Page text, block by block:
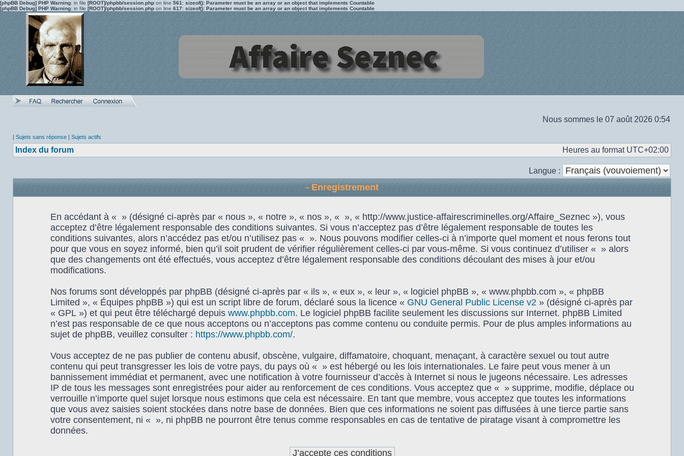
[phpBB Debug] PHP Warning: in file [ROOT]/phpbb/session.php on line 561 : sizeof(): Parameter must be an array or an object that implements Countable
[phpBB Debug] PHP Warning: in file [ROOT]/phpbb/session.php on line 617: sizeof(): Parameter must be an array or an object that implements Countable
Nous sommes le 07 août 2026 0:54
| Sujets sans réponse | Sujets actifs
Index du forum Heures au format UTC+02:00
Langue :
- Enregistrement
En accédant à « » (désigné ci-après par « nous », « notre », « nos », « », « http://www.justice-affairescriminelles.org/Affaire_Seznec »), vous
acceptez d’être légalement responsable des conditions suivantes. Si vous n’acceptez pas d’être légalement responsable de toutes les
conditions suivantes, alors n’accédez pas et/ou n’utilisez pas « ». Nous pouvons modifier celles-ci à n’importe quel moment et nous ferons tout
pour que vous en soyez informé, bien qu’il soit prudent de vérifier régulièrement celles-ci par vous-même. Si vous continuez d’utiliser « » alors
que des changements ont été effectués, vous acceptez d’être légalement responsable des conditions découlant des mises à jour et/ou
modifications.
Nos forums sont développés par phpBB (désigné ci-après par « ils », « eux », « leur », « logiciel phpBB », « www.phpbb.com », « phpBB
Limited », « Équipes phpBB ») qui est un script libre de forum, déclaré sous la licence « GNU General Public License v2» (désigné ci-après par
« GPL ») et qui peut être téléchargé depuis www.phpbb.com. Le logiciel phpBB facilite seulement les discussions sur Internet. phpBB Limited
n’est pas responsable de ce que nous acceptons ou n’acceptons pas comme contenu ou conduite permis. Pour de plus amples informations au
sujet de phpBB, veuillez consulter : https://www.phpbb.com/.
Vous acceptez de ne pas publier de contenu abusif, obscène, vulgaire, diffamatoire, choquant, menaçant, à caractère sexuel ou tout autre
contenu qui peut transgresser les lois de votre pays, du pays où « » est hébergé ou les lois internationales. Le faire peut vous mener à un
bannissement immédiat et permanent, avec une notification à votre fournisseur d’accès à Internet si nous le jugeons nécessaire. Les adresses
IP de tous les messages sont enregistrées pour aider au renforcement de ces conditions. Vous acceptez que « » supprime, modifie, déplace ou
verrouille n’importe quel sujet lorsque nous estimons que cela est nécessaire. En tant que membre, vous acceptez que toutes les informations
que vous avez saisies soient stockées dans notre base de données. Bien que ces informations ne soient pas diffusées à une tierce partie sans
votre consentement, ni « », ni phpBB ne pourront être tenus comme responsables en cas de tentative de piratage visant à compromettre les
données.